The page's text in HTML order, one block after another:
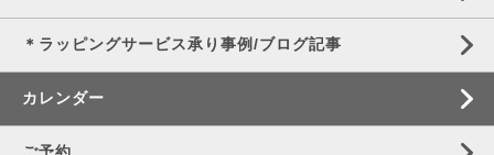
＊ラッピングサービス承り事例/ブログ記事
カレンダー